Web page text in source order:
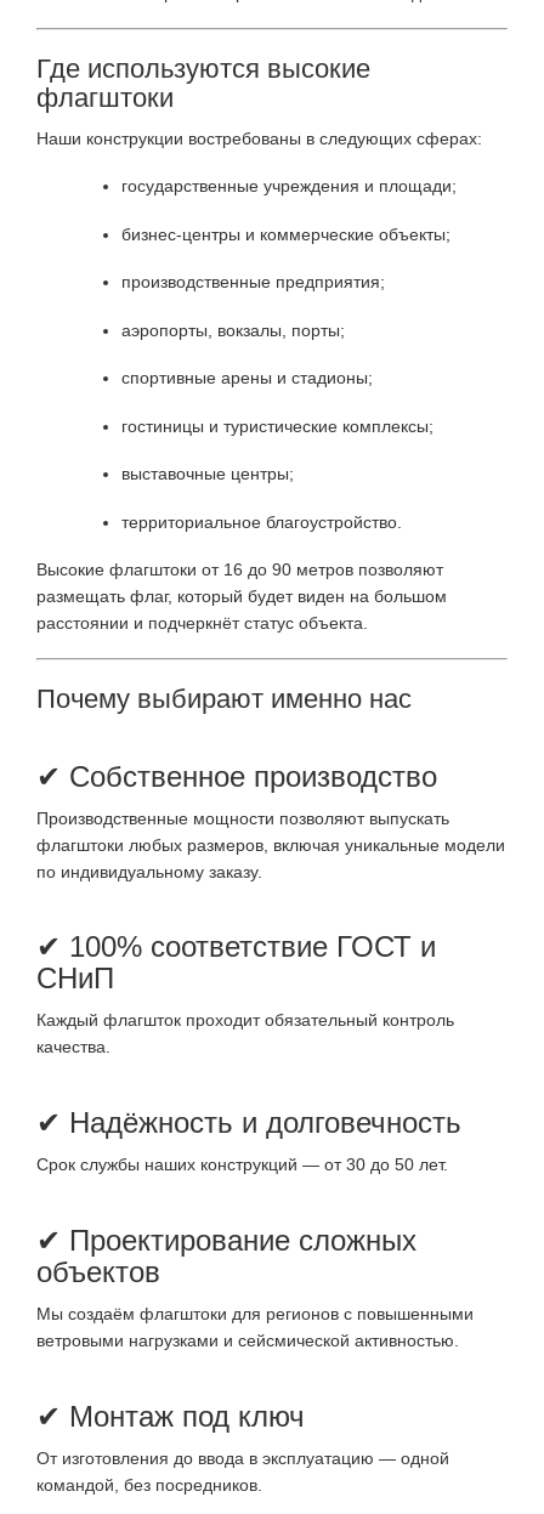
Где используются высокие
флагштоки
Наши конструкции востребованы в следующих сферах:
государственные учреждения и площади;
бизнес-центры и коммерческие объекты;
производственные предприятия;
аэропорты, вокзалы, порты;
спортивные арены и стадионы;
гостиницы и туристические комплексы;
выставочные центры;
территориальное благоустройство.
Высокие флагштоки от 16 до 90 метров позволяют
размещать флаг, который будет виден на большом
расстоянии и подчеркнёт статус объекта.
Почему выбирают именно нас
✔ Собственное производство
Производственные мощности позволяют выпускать
флагштоки любых размеров, включая уникальные модели
по индивидуальному заказу.
✔ 100% соответствие ГОСТ и
СНиП
Каждый флагшток проходит обязательный контроль
качества.
✔ Надёжность и долговечность
Срок службы наших конструкций — от 30 до 50 лет.
✔ Проектирование сложных
объектов
Мы создаём флагштоки для регионов с повышенными
ветровыми нагрузками и сейсмической активностью.
✔ Монтаж под ключ
От изготовления до ввода в эксплуатацию — одной
командой, без посредников.